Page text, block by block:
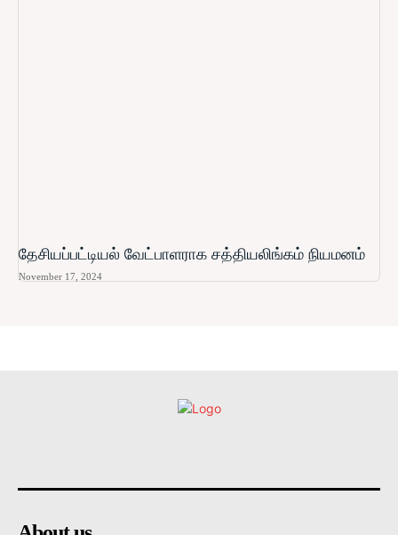
தேசியப்பட்டியல் வேட்பாளராக சத்தியலிங்கம் நியமனம்
November 17, 2024